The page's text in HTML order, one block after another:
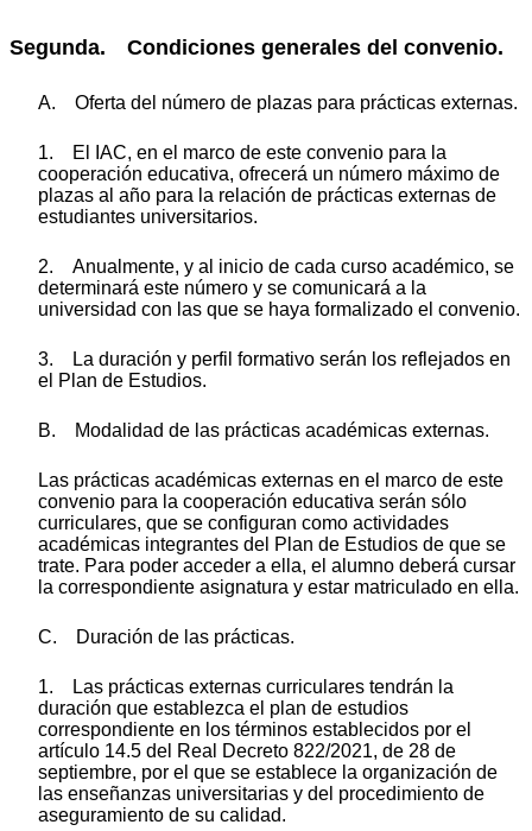
Segunda. Condiciones generales del convenio.
A. Oferta del número de plazas para prácticas externas.
1. El IAC, en el marco de este convenio para la
cooperación educativa, ofrecerá un número máximo de
plazas al año para la relación de prácticas externas de
estudiantes universitarios.
2. Anualmente, y al inicio de cada curso académico, se
determinará este número y se comunicará a la
universidad con las que se haya formalizado el convenio.
3. La duración y perfil formativo serán los reflejados en
el Plan de Estudios.
B. Modalidad de las prácticas académicas externas.
Las prácticas académicas externas en el marco de este
convenio para la cooperación educativa serán sólo
curriculares, que se configuran como actividades
académicas integrantes del Plan de Estudios de que se
trate. Para poder acceder a ella, el alumno deberá cursar
la correspondiente asignatura y estar matriculado en ella.
C. Duración de las prácticas.
1. Las prácticas externas curriculares tendrán la
duración que establezca el plan de estudios
correspondiente en los términos establecidos por el
artículo 14.5 del Real Decreto 822/2021, de 28 de
septiembre, por el que se establece la organización de
las enseñanzas universitarias y del procedimiento de
aseguramiento de su calidad.